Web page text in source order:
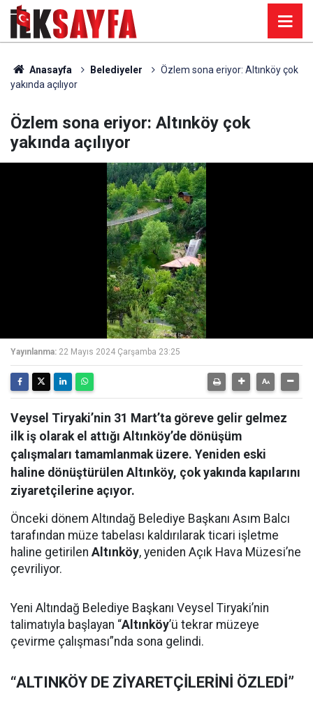
Anasayfa Belediyeler
Özlem sona eriyor: Altınköy çok
yakında açılıyor
Özlem sona eriyor: Altınköy çok
yakında açılıyor
Yayınlanma: 22 Mayıs 2024 Çarşamba 23:25
Veysel Tiryaki’nin 31 Mart’ta göreve gelir gelmez
ilk iş olarak el attığı Altınköy’de dönüşüm
çalışmaları tamamlanmak üzere. Yeniden eski
haline dönüştürülen Altınköy, çok yakında kapılarını
ziyaretçilerine açıyor.
Önceki dönem Altındağ Belediye Başkanı Asım Balcı
tarafından müze tabelası kaldırılarak ticari işletme
haline getirilen Altınköy, yeniden Açık Hava Müzesi’ne
çevriliyor.
Yeni Altındağ Belediye Başkanı Veysel Tiryaki’nin
talimatıyla başlayan “Altınköy’ü tekrar müzeye
çevirme çalışması”nda sona gelindi.
“ALTINKÖY DE ZİYARETÇİLERİNİ ÖZLEDİ”